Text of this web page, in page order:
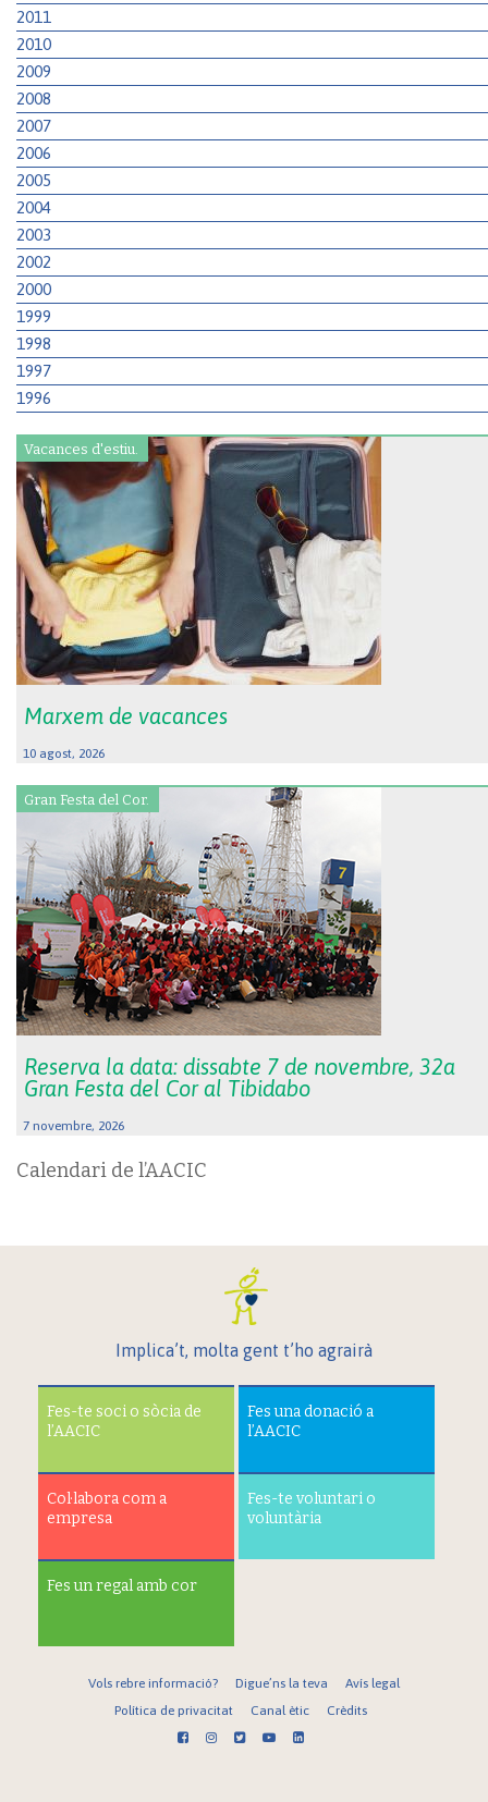
2011
2010
2009
2008
2007
2006
2005
2004
2003
2002
2000
1999
1998
1997
1996
Vacances d'estiu.
Marxem de vacances
10 agost, 2026
Gran Festa del Cor.
Reserva la data: dissabte 7 de novembre, 32a
Gran Festa del Cor al Tibidabo
7 novembre, 2026
Calendari de l’AACIC
Implica’t, molta gent t’ho agrairà
Fes-te soci o sòcia de
l’AACIC
Fes una donació a
l’AACIC
Col·labora com a
empresa
Fes-te voluntari o
voluntària
Fes un regal amb cor
Vols rebre informació? Digue’ns la teva
Avís legal
Política de privacitat
Canal ètic Crèdits